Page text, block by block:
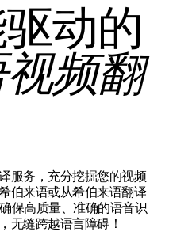
驱动的
频翻
服务，充分挖掘您的视频
伯来语或从希伯来语翻译
保高质量、准确的语音识
无缝跨越语言障碍！